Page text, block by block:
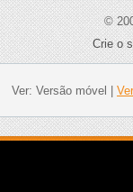
©
Crie o
Ver: Versão móvel